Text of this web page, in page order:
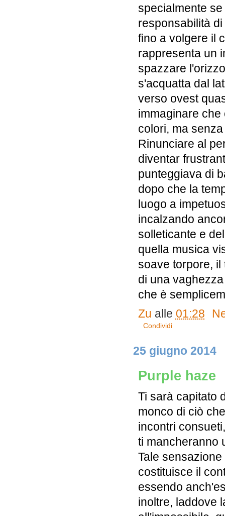
specialmente
responsabilità
fino a volgere il
rappresenta un
spazzare
s'acquatta dal
verso ovest
immaginare che
colori, ma
Rinunciare al
diventar
punteggiava di
dopo che la
luogo a
incalzando
solleticante e
quella musica
soave torpore, il
di una
che è
Zu alle 01:28
Condividi
25 giugno 2014
Purple haze
Ti sarà capitato
monco di ciò
incontri
ti mancheranno
Tale
costituisce il
essendo
inoltre, laddove